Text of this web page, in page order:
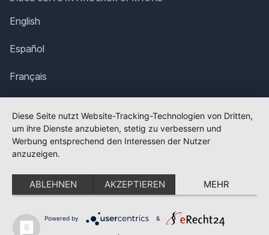
English
Español
Français
Polska
Português
Nederlands
Svenska
Diese Seite nutzt Website-Tracking-Technologien von Dritten,
um ihre Dienste anzubieten, stetig zu verbessern und
Werbung entsprechend den Interessen der Nutzer
anzuzeigen.
ABLEHNEN AKZEPTIEREN MEHR
Powered by &